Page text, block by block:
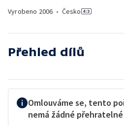
Vyrobeno 2006 • Česko
Přehled dílů
Omlouváme se, tento
nemá žádné